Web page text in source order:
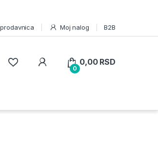
Moj nalog B2B
0
0,00 RSD